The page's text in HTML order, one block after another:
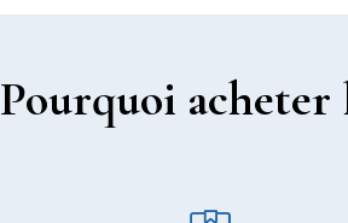
Pourquoi acheter